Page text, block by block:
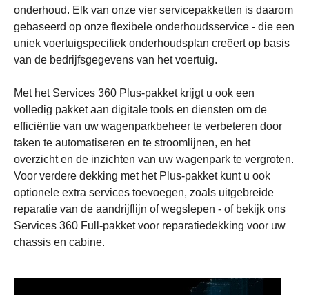
onderhoud. Elk van onze vier servicepakketten is daarom
gebaseerd op onze flexibele onderhoudsservice - die een
uniek voertuigspecifiek onderhoudsplan creëert op basis
van de bedrijfsgegevens van het voertuig.
Met het Services 360 Plus-pakket krijgt u ook een
volledig pakket aan digitale tools en diensten om de
efficiëntie van uw wagenparkbeheer te verbeteren door
taken te automatiseren en te stroomlijnen, en het
overzicht en de inzichten van uw wagenpark te vergroten.
Voor verdere dekking met het Plus-pakket kunt u ook
optionele extra services toevoegen, zoals uitgebreide
reparatie van de aandrijflijn of wegslepen - of bekijk ons
Services 360 Full-pakket voor reparatiedekking voor uw
chassis en cabine.